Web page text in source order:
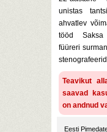
unistas
ahvatlev
tööd Saksa
füüreri
Teavikut
saavad
on andnud
Eesti